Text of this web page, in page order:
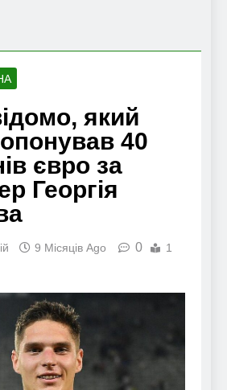
який
40
євро за
Георгія
9 Місяців Ago 0
1